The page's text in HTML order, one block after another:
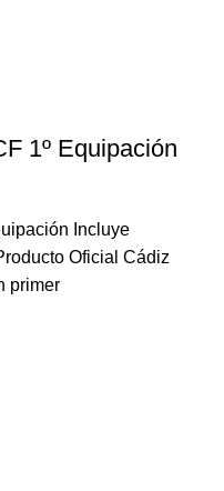
1º Equipación
Incluye
Oficial Cádiz
primer